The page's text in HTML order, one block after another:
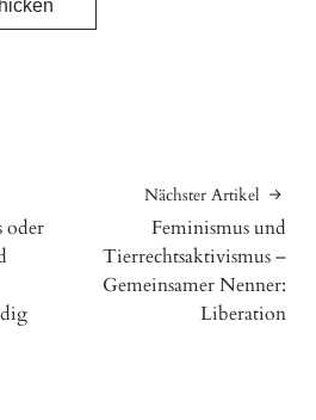
oder
Nächster Artikel
Feminismus und
Tierrechtsaktivismus –
Gemeinsamer Nenner:
Liberation